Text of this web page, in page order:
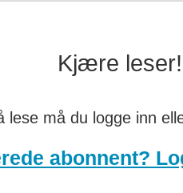
Kjære leser!
lese må du logge inn
abonnent?